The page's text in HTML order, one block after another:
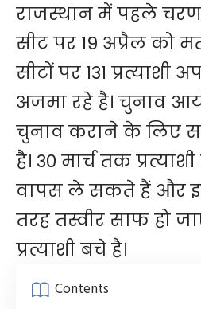
राजस्थान में पहले
सीट पर 19 अप्रैल को
सीटों पर 131 प्रत्याशी
अजमा रहे है। चुनाव
चुनाव कराने के लिए
है। 30 मार्च तक
वापस ले सकते हैं और
तरह तस्वीर साफ हो
प्रत्याशी बचे है।
Contents